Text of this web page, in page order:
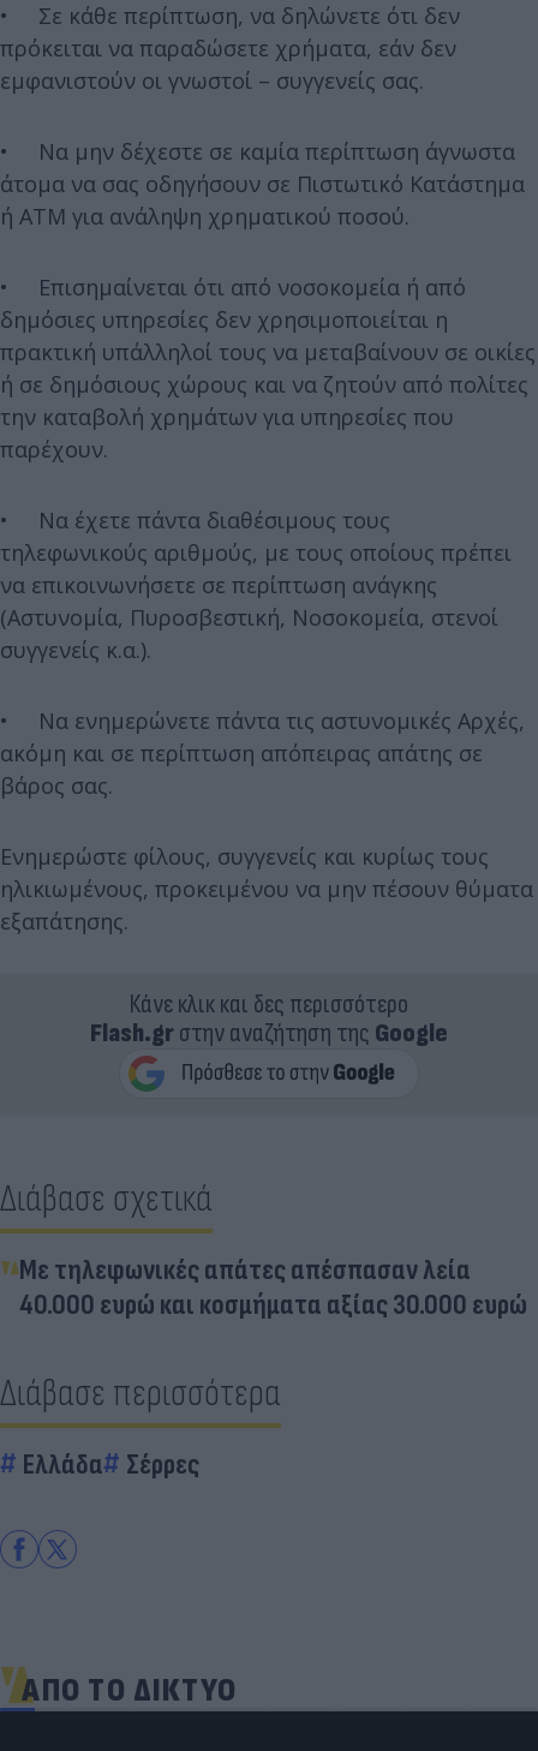
• Σε κάθε περίπτωση, να δηλώνετε ότι δεν
πρόκειται να παραδώσετε χρήματα, εάν δεν
εμφανιστούν οι γνωστοί – συγγενείς σας.
• Να μην δέχεστε σε καμία περίπτωση άγνωστα
άτομα να σας οδηγήσουν σε Πιστωτικό Κατάστημα
ή ΑΤΜ για ανάληψη χρηματικού ποσού.
• Επισημαίνεται ότι από νοσοκομεία ή από
δημόσιες υπηρεσίες δεν χρησιμοποιείται η
πρακτική υπάλληλοί τους να μεταβαίνουν σε οικίες
ή σε δημόσιους χώρους και να ζητούν από πολίτες
την καταβολή χρημάτων για υπηρεσίες που
παρέχουν.
• Να έχετε πάντα διαθέσιμους τους
τηλεφωνικούς αριθμούς, με τους οποίους πρέπει
να επικοινωνήσετε σε περίπτωση ανάγκης
(Αστυνομία, Πυροσβεστική, Νοσοκομεία, στενοί
συγγενείς κ.α.).
• Να ενημερώνετε πάντα τις αστυνομικές Αρχές,
ακόμη και σε περίπτωση απόπειρας απάτης σε
βάρος σας.
Ενημερώστε φίλους, συγγενείς και κυρίως τους
ηλικιωμένους, προκειμένου να μην πέσουν θύματα
εξαπάτησης.
Κάνε κλικ και δες περισσότερο
Flash.grστην αναζήτηση της Google
Διάβασε σχετικά
Με τηλεφωνικές απάτες απέσπασαν λεία
40.000 ευρώ και κοσμήματα αξίας 30.000 ευρώ
Διάβασε περισσότερα
Ελλάδα Σέρρες
ΑΠΟ ΤΟ ΔΙΚΤΥΟ